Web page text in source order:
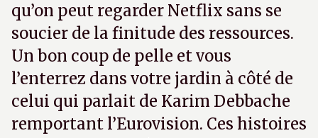
qu’on peut regarder Netflix sans se
soucier de la finitude des ressources.
Un bon coup de pelle et vous
l’enterrez dans votre jardin à côté de
celui qui parlait de Karim Debbache
remportant l’Eurovision. Ces histoires